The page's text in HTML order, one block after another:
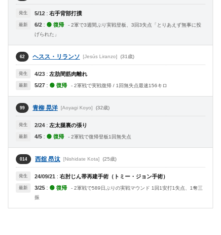
発生 5/12 : 右手背部打撲
最新 6/2 : 🟢 復帰
- 2軍で3週間ぶり実戦登板、3回3失点「とりあえず無事に投
げられた」
62 ヘスス・リランソ [Jesús Liranzo] (31歳)
発生 4/23 : 左肋間筋肉離れ
最新 5/27 : 🟢 復帰 - 2軍戦で実戦復帰 / 1回無失点最速156キロ
99 青柳 晃洋 [Aoyagi Koyo] (32歳)
発生 2/24 : 左太腿裏の張り
最新 4/5 : 🟢 復帰 - 2軍戦で復帰登板1回無失点
014 西舘 昂汰 [Nishidate Kota] (25歳)
発生 24/09/21 : 右肘じん帯再建手術（トミー・ジョン手術）
最新 3/25 : 🟢 復帰
- 2軍戦で589日ぶりの実戦マウンド 1回1安打1失点、1奪三
振